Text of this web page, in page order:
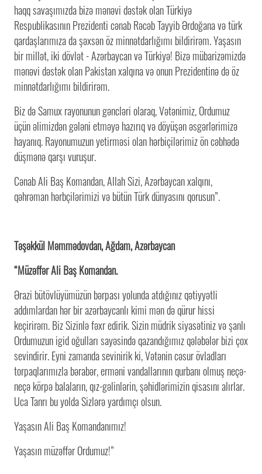
haqq savaşımızda bizə mənəvi dəstək olan Türkiyə
Respublikasının Prezidenti cənab Rəcəb Tayyib Ərdoğana və türk
qardaşlarımıza da şəxsən öz minnətdarlığımı bildirirəm. Yaşasın
bir millət, iki dövlət - Azərbaycan və Türkiyə! Bizə mübarizəmizdə
mənəvi dəstək olan Pakistan xalqına və onun Prezidentinə də öz
minnətdarlığımı bildirirəm.
Biz də Samux rayonunun gəncləri olaraq, Vətənimiz, Ordumuz
üçün əlimizdən gələni etməyə hazırıq və döyüşən əsgərlərimizə
hayanıq. Rayonumuzun yetirməsi olan hərbiçilərimiz ön cəbhədə
düşmənə qarşı vuruşur.
Cənab Ali Baş Komandan, Allah Sizi, Azərbaycan xalqını,
qəhrəman hərbçilərimizi və bütün Türk dünyasını qorusun”.
Təşəkkül Məmmədovdan, Ağdam, Azərbaycan
“Müzəffər Ali Baş Komandan.
Ərazi bütövlüyümüzün bərpası yolunda atdığınız qətiyyətli
addımlardan hər bir azərbaycanlı kimi mən də qürur hissi
keçirirəm. Biz Sizinlə fəxr edirik. Sizin müdrik siyasətiniz və şanlı
Ordumuzun igid oğulları sayəsində qazandığımız qələbələr bizi çox
sevindirir. Eyni zamanda sevinirik ki, Vətənin cəsur övladları
torpaqlarımızla bərabər, erməni vandallarının qurbanı olmuş neçə-
neçə körpə balaların, qız-gəlinlərin, şəhidlərimizin qisasını alırlar.
Uca Tanrı bu yolda Sizlərə yardımçı olsun.
Yaşasın Ali Baş Komandanımız!
Yaşasın müzəffər Ordumuz!”